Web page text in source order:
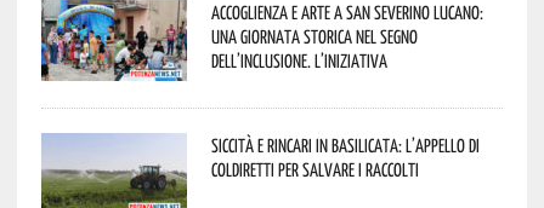
Accoglienza e arte a San Severino Lucano:
una giornata storica nel segno
dell’inclusione. L’iniziativa
Siccità e rincari in Basilicata: l’appello di
Coldiretti per salvare i raccolti